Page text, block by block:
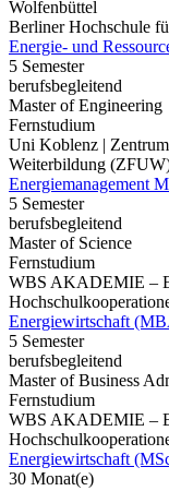
Wolfenbüttel
Berliner Hochschule
Energie- und
5 Semester
berufsbegleitend
Master of Engineering
Fernstudium
Uni Koblenz |
Weiterbildung
Energiemanagement
5 Semester
berufsbegleitend
Master of Science
Fernstudium
WBS AKADEMIE –
Energiewirtschaft
5 Semester
berufsbegleitend
Master of Business
Fernstudium
WBS AKADEMIE –
Energiewirtschaft
30 Monat(e)